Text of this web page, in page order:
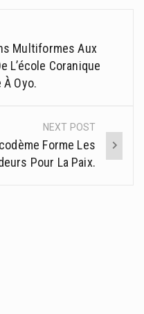
Multiformes Aux
L’école Coranique
À Oyo.
NEXT POST
Forme Les
Pour La Paix.